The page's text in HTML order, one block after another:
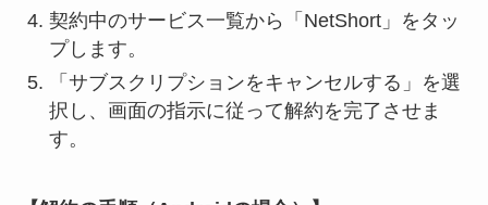
契約中のサービス一覧から「NetShort」をタッ
プします。
「サブスクリプションをキャンセルする」を選
択し、画面の指示に従って解約を完了させま
す。